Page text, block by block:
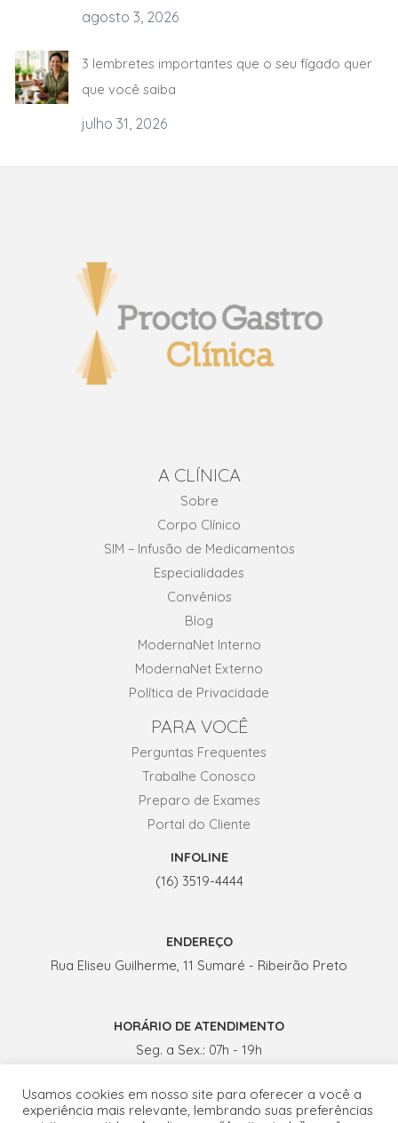
agosto 3, 2026
3 lembretes importantes que o seu fígado quer
que você saiba
julho 31, 2026
A CLÍNICA
Sobre
Corpo Clínico
SIM – Infusão de Medicamentos
Especialidades
Convênios
Blog
ModernaNet Interno
ModernaNet Externo
Política de Privacidade
PARA VOCÊ
Perguntas Frequentes
Trabalhe Conosco
Preparo de Exames
Portal do Cliente
INFOLINE
(16) 3519-4444
ENDEREÇO
Rua Eliseu Guilherme, 11 Sumaré - Ribeirão Preto
HORÁRIO DE ATENDIMENTO
Seg. a Sex.: 07h - 19h
Usamos cookies em nosso site para oferecer a você a
experiência mais relevante, lembrando suas preferências